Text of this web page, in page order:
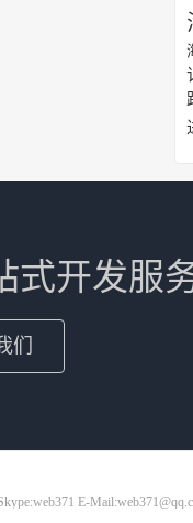
式开发服
们
E-